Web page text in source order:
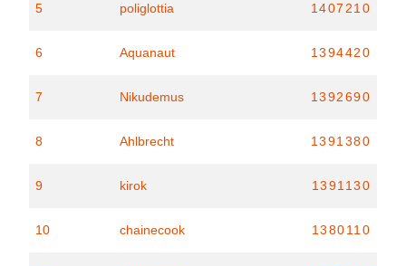
5 poliglottia 1407210
6 Aquanaut 1394420
7 Nikudemus 1392690
8 Ahlbrecht 1391380
9 kirok 1391130
10 chainecook 1380110